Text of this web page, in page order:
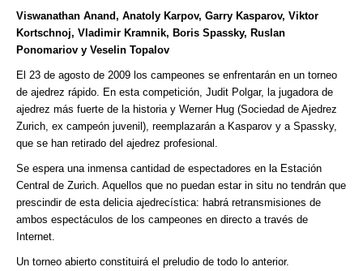
Viswanathan Anand, Anatoly Karpov, Garry Kasparov, Viktor
Kortschnoj, Vladimir Kramnik, Boris Spassky, Ruslan
Ponomariov y Veselin Topalov
El 23 de agosto de 2009 los campeones se enfrentarán en un torneo
de ajedrez rápido. En esta competición, Judit Polgar, la jugadora de
ajedrez más fuerte de la historia y Werner Hug (Sociedad de Ajedrez
Zurich, ex campeón juvenil), reemplazarán a Kasparov y a Spassky,
que se han retirado del ajedrez profesional.
Se espera una inmensa cantidad de espectadores en la Estación
Central de Zurich. Aquellos que no puedan estar in situ no tendrán que
prescindir de esta delicia ajedrecística: habrá retransmisiones de
ambos espectáculos de los campeones en directo a través de
Internet.
Un torneo abierto constituirá el preludio de todo lo anterior.